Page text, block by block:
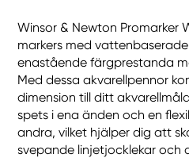
Winsor & Newton Promarker
markers med
enastående färgprestanda
Med dessa akvarellpennor
dimension till ditt
spets i ena änden och en
andra, vilket hjälper dig att
svepande linjetjocklekar och